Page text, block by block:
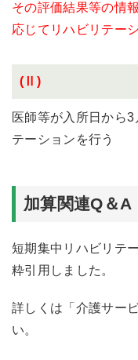
その評価結果等の情
応じてリハビリテー
(Ⅱ)
医師等が入所日から
テーションを行う
加算関連Q＆A
短期集中リハビリテ
粋引用しました。
詳しくは「 介護サー
い。